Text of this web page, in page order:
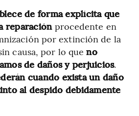
de forma explícita que
reparación procedente en
por extinción de la
causa, por lo queno
de daños y perjuicios.
cuando exista un daño
al despido debidamente